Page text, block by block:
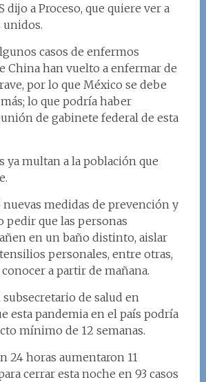
dijo a Proceso, que quiere ver a
unidos.
casos de enfermos
China han vuelto a enfermar de
por lo que México se debe
lo que podría haber
de gabinete federal de esta
ya multan a la población que
nuevas medidas de prevención y
pedir que las personas
en un baño distinto, aislar
personales, entre otras,
conocer a partir de mañana.
de salud en
esta pandemia en el país podría
mínimo de 12 semanas.
24 horas aumentaron 11
cerrar esta noche en 93 casos